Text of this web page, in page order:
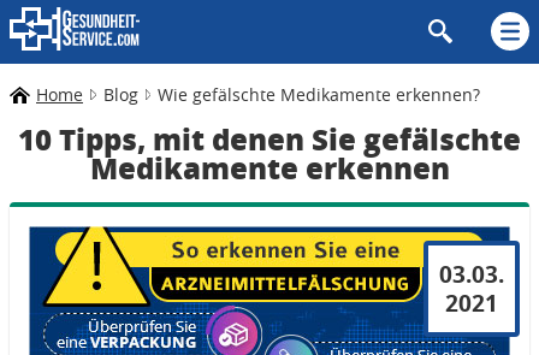
Home Blog Wie gefälschte Medikamente erkennen?
10 Tipps, mit denen Sie gefälschte
Medikamente erkennen
03.03.
2021